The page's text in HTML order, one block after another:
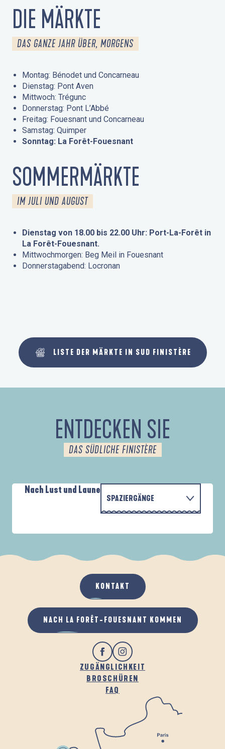
DIE MÄRKTE
DAS GANZE JAHR ÜBER, MORGENS
Montag: Bénodet und Concarneau
Dienstag: Pont Aven
Mittwoch: Trégunc
Donnerstag: Pont L’Abbé
Freitag: Fouesnant und Concarneau
Samstag: Quimper
Sonntag: La Forêt-Fouesnant
SOMMERMÄRKTE
IM JULI UND AUGUST
Dienstag von 18.00 bis 22.00 Uhr: Port-La-Forêt in
La Forêt-Fouesnant.
Mittwochmorgen: Beg Meil in Fouesnant
Donnerstagabend: Locronan
LISTE DER MÄRKTE IN SUD FINISTÈRE
ENTDECKEN SIE
DAS SÜDLICHE FINISTÈRE
Nach Lust und Laune
SPAZIERGÄNGE
WENN ES REGNET
AN DER FRISCHEN LUFT
PARCOURS D'INTERPRÉTATION DE L'ANSE
ZUGÄNGLICHKEIT
BROSCHÜREN
FAQ
KONTAKT
NACH LA FORÊT-FOUESNANT KOMMEN